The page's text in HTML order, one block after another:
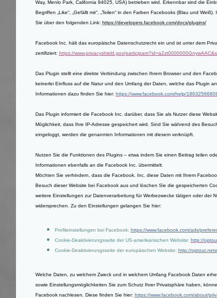
Way, Menlo Park, California 94025, USA) betrieben wird. Erkennbar sind die
Begriffen „Like“, „Gefällt mir“, „Teilen“ in den Farben Facebooks (Blau und
Sie über den folgenden Link: https://developers.facebook.com/docs/plugins/
Facebook Inc. hält das europäische Datenschutzrecht ein und ist unter dem
zertifiziert: https://www.privacyshield.gov/
Das Plugin stellt eine direkte Verbindung zwischen Ihrem Browser und den
keinerlei Einfluss auf die Natur und den Umfang der Daten, welche das Plugin
Informationen dazu finden Sie hier: https://www.facebook.com/help/
Das Plugin informiert die Facebook Inc. darüber, dass Sie als Nutzer diese
Möglichkeit, dass Ihre IP-Adresse gespeichert wird. Sind Sie während des
eingeloggt, werden die genannten Informationen mit diesem verknüpft.
Nutzen Sie die Funktionen des Plugins – etwa indem Sie einen Beitrag teilen
Informationen ebenfalls an die Facebook Inc. übermittelt.
Möchten Sie verhindern, dass die Facebook. Inc. diese Daten mit Ihrem
Besuch dieser Website bei Facebook aus und löschen Sie die gespeicherten
weitere Einstellungen zur Datenverarbeitung für Werbezwecke tätigen oder der
widersprechen. Zu den Einstellungen gelangen Sie hier:
Profileinstellungen bei Facebook: https://www.facebook.com/ads/
Cookie-Deaktivierungsseite der US-amerikanischen Website: http://
Cookie-Deaktivierungsseite der europäischen Website: http://
Welche Daten, zu welchem Zweck und in welchem Umfang Facebook Daten
sowie Einstellungsmöglichkeiten Sie zum Schutz Ihrer Privatsphäre haben,
Facebook nachlesen. Diese finden Sie hier: https://www.facebook.com/about/